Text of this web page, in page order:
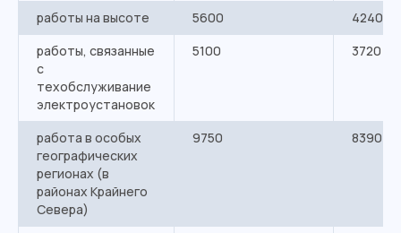
работы на высоте 5600
4240
работы, связанные
с
техобслуживание
электроустановок
5100 3720
работа в особых
географических
регионах (в
районах Крайнего
Севера)
9750 8390